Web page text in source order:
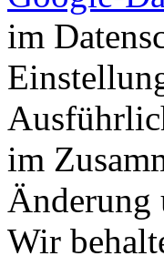
im
im
Änderung
Wir